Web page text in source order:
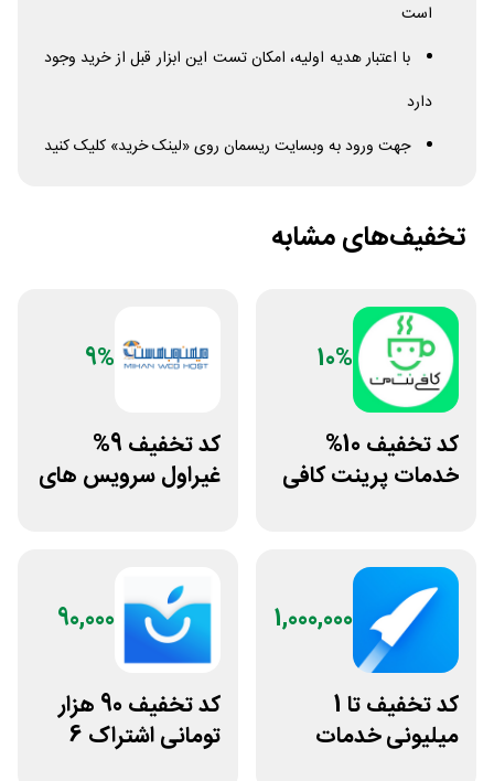
است
با اعتبار هدیه اولیه، امکان تست این ابزار قبل از خرید وجود
دارد
جهت ورود به وبسایت ریسمان روی «لینک خرید» کلیک کنید
تخفیف‌های مشابه
10%
کد تخفیف 10%
خدمات پرینت کافی
9%
کد تخفیف 9%
غیراول سرویس های
1,000,000
کد تخفیف تا 1
میلیونی خدمات
90,000
کد تخفیف 90 هزار
تومانی اشتراک 6